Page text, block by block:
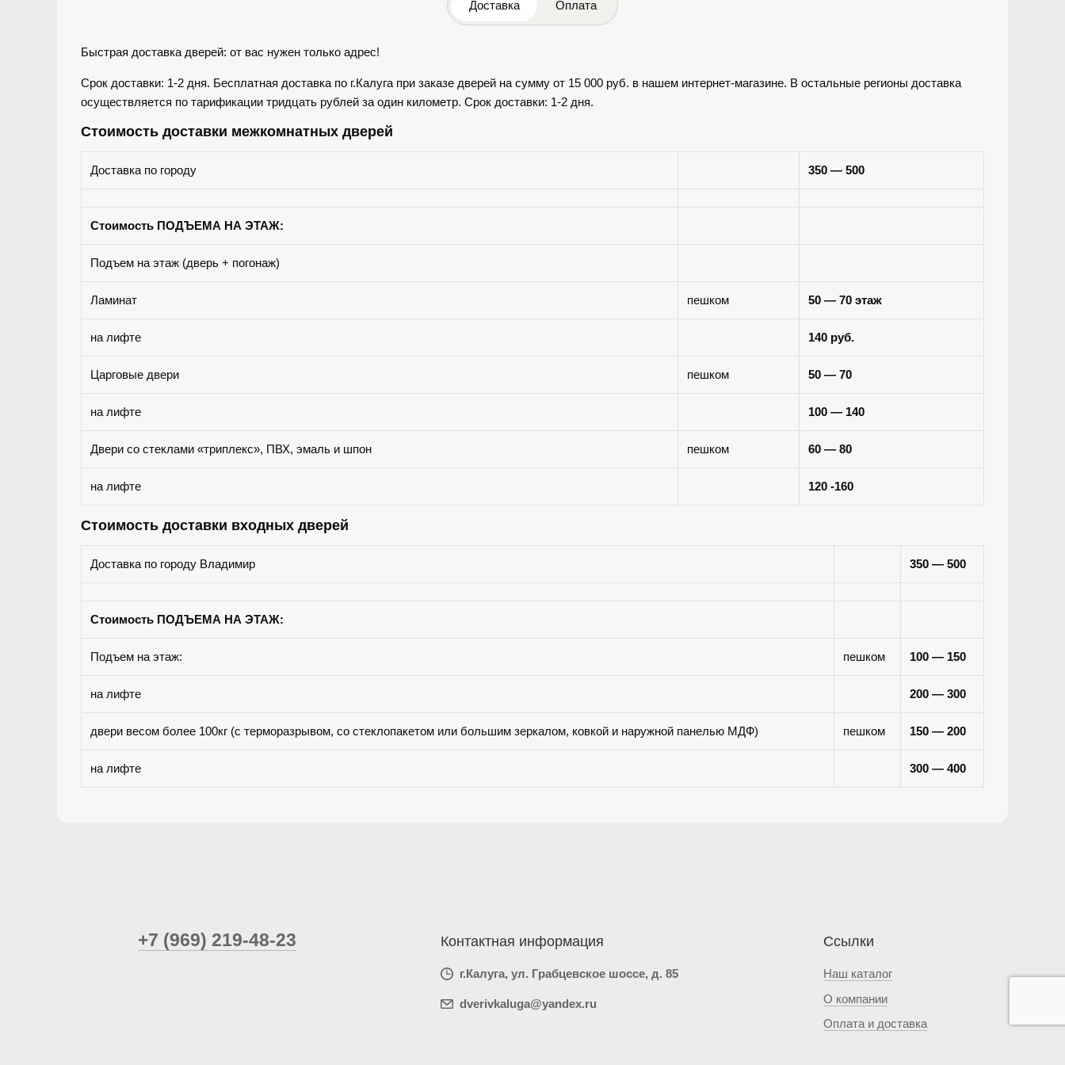
Доставка Оплата
Быстрая доставка дверей: от вас нужен только адрес!
Срок доставки: 1-2 дня. Бесплатная доставка по г.Калуга при заказе дверей на сумму от 15 000 руб. в нашем интернет-магазине. В остальные регионы доставка
осуществляется по тарификации тридцать рублей за один километр. Срок доставки: 1-2 дня.
Стоимость доставки межкомнатных дверей
Доставка по городу 350 — 500
Стоимость ПОДЪЕМА НА ЭТАЖ:
Подъем на этаж (дверь + погонаж)
Ламинат пешком 50 — 70 этаж
на лифте 140 руб.
Царговые двери пешком 50 — 70
на лифте 100 — 140
Двери со стеклами «триплекс», ПВХ, эмаль и шпон пешком 60 — 80
на лифте 120 -160
Стоимость доставки входных дверей
Доставка по городу Владимир 350 — 500
Стоимость ПОДЪЕМА НА ЭТАЖ:
Подъем на этаж: пешком 100 — 150
на лифте 200 — 300
двери весом более 100кг (с терморазрывом, со стеклопакетом или большим зеркалом, ковкой и наружной панелью МДФ) пешком 150 — 200
на лифте 300 — 400
+7 (969) 219-48-23 Контактная информация
г.Калуга, ул. Грабцевское шоссе, д. 85
dverivkaluga@yandex.ru
Ссылки
Наш каталог
О компании
Оплата и доставка